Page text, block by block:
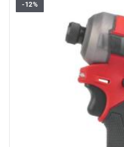
• Napięcie: 12 V
• Częst. udaru: 950/2200/
• Prędkość bez
• Maks. moment obrotowy:
• Maks średnica śruby: M14
• Poziom wibracji przy
• Poziom natężenia
• Poziom ciśnienia
• Typ akumulatora : Li-ion
• Ilość akumulatorów: 2
• Waga z akumulatorem: 1,1
Kup produkt objęty
zarejestruj fakturę i odbierz
-12%